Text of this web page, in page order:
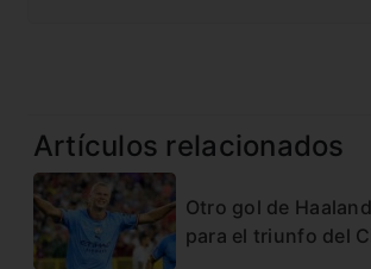
Artículos relacionados
Otro gol de Haaland
para el triunfo del